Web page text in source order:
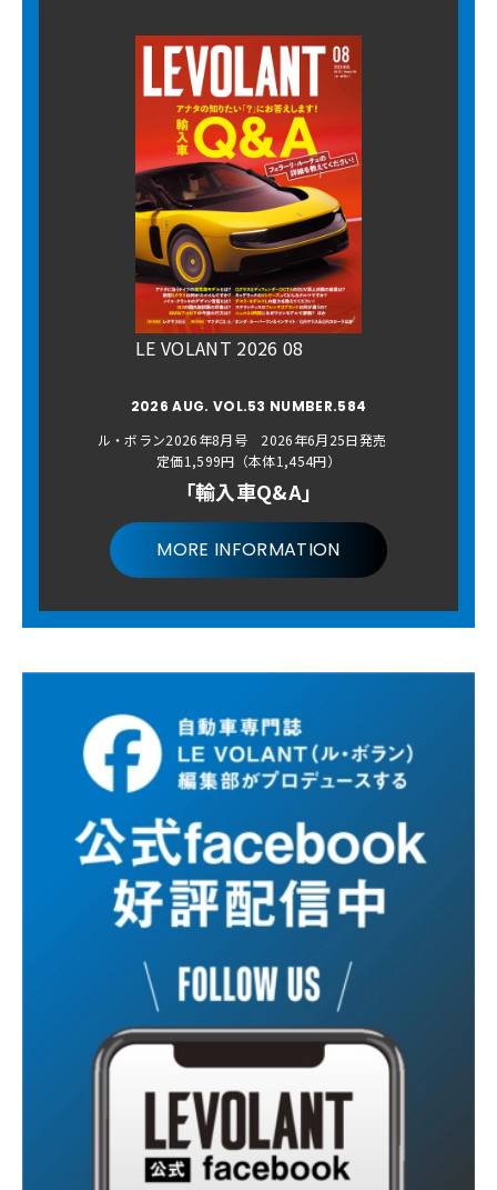
LE VOLANT 2026 08
2026 AUG. VOL.53 NUMBER.584
ル・ボラン2026年8月号 2026年6月25日発売
定価1,599円（本体1,454円）
「輸入車Q&A」
MORE INFORMATION